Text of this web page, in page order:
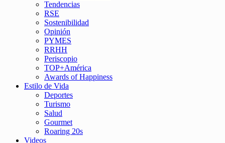
Tendencias
RSE
Sostenibilidad
Opinión
PYMES
RRHH
Periscopio
TOP+América
Awards of Happiness
Estilo de Vida
Deportes
Turismo
Salud
Gourmet
Roaring 20s
Videos